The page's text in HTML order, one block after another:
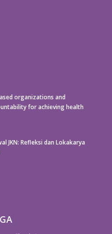
organizations and
for achieving health
JKN: Refleksi dan Lokakarya